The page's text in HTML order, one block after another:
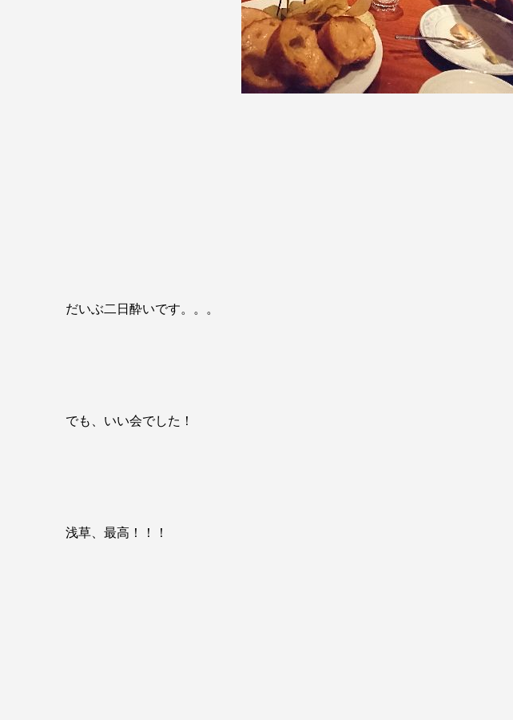
だいぶ二日酔いです。。。
でも、いい会でした！
浅草、最高！！！